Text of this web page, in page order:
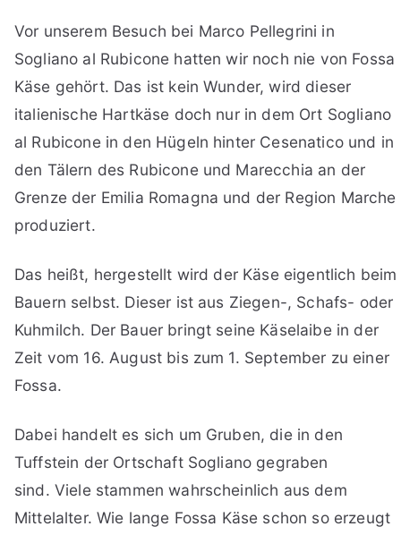
Vor unserem Besuch bei Marco Pellegrini in
Sogliano al Rubicone hatten wir noch nie von Fossa
Käse gehört. Das ist kein Wunder, wird dieser
italienische Hartkäse doch nur in dem Ort Sogliano
al Rubicone in den Hügeln hinter Cesenatico und in
den Tälern des Rubicone und Marecchia an der
Grenze der Emilia Romagna und der Region Marche
produziert.
Das heißt, hergestellt wird der Käse eigentlich beim
Bauern selbst. Dieser ist aus Ziegen-, Schafs- oder
Kuhmilch. Der Bauer bringt seine Käselaibe in der
Zeit vom 16. August bis zum 1. September zu einer
Fossa.
Dabei handelt es sich um Gruben, die in den
Tuffstein der Ortschaft Sogliano gegraben
sind. Viele stammen wahrscheinlich aus dem
Mittelalter. Wie lange Fossa Käse schon so erzeugt